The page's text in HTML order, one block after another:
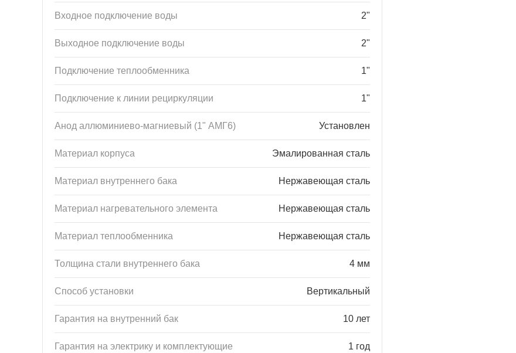
Входное подключение воды 2"
Выходное подключение воды 2"
Подключение теплообменника 1"
Подключение к линии рециркуляции 1"
Анод аллюминиево-магниевый (1" АМГ6) Установлен
Материал корпуса Эмалированная сталь
Материал внутреннего бака Нержавеющая сталь
Материал нагревательного элемента Нержавеющая сталь
Материал теплообменника Нержавеющая сталь
Толщина стали внутреннего бака 4 мм
Способ установки Вертикальный
Гарантия на внутренний бак 10 лет
Гарантия на электрику и комплектующие 1 год